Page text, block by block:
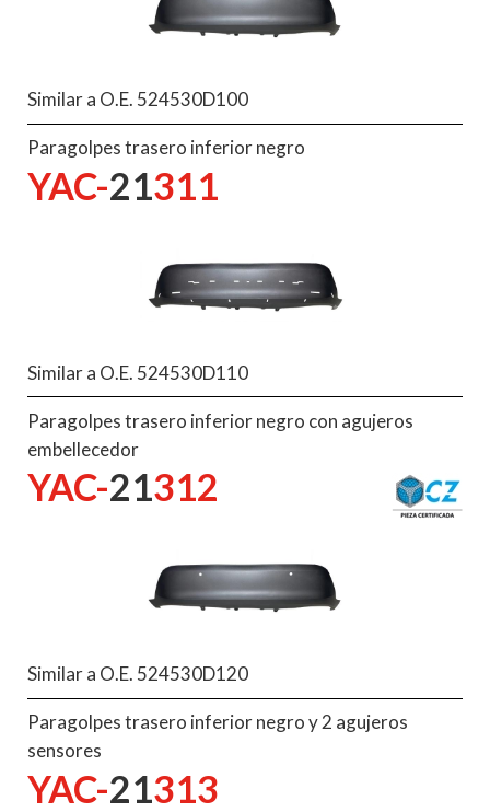
Similar a O.E. 524530D100
Paragolpes trasero inferior negro
YAC-21311
Similar a O.E. 524530D110
Paragolpes trasero inferior negro con agujeros
embellecedor
YAC-21312
Similar a O.E. 524530D120
Paragolpes trasero inferior negro y 2 agujeros
sensores
YAC-21313